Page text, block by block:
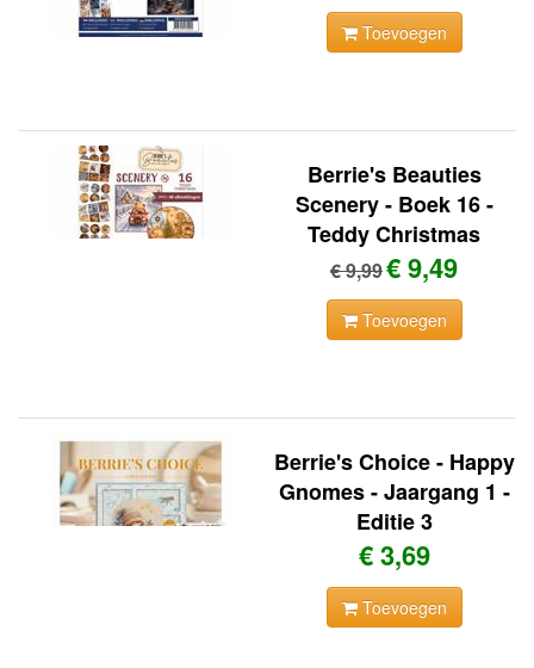
Toevoegen
Berrie's Beauties
Scenery - Boek 16 -
Teddy Christmas
€ 9,99€ 9,49
Toevoegen
Berrie's Choice - Happy
Gnomes - Jaargang 1 -
Editie 3
€ 3,69
Toevoegen